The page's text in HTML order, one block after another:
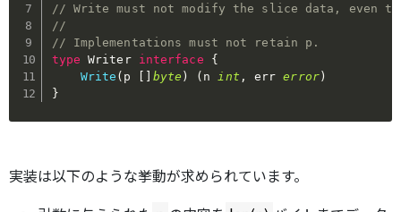
// Write must not modify the slice data, even
//
// Implementations must not retain p.
type Writer interface
{
Write ( p [ ] byte ) ( n int , err error)
}
実装は以下のような挙動が求められています。